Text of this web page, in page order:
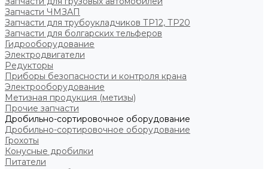
Запчасти ЧМЗАП
Запчасти для трубоукладчиков ТР12, ТР20
Запчасти для болгарских тельферов
Гидрооборудование
Электродвигатели
Редукторы
Приборы безопасности и контроля крана
Электрооборудование
Метизная продукция (метизы)
Прочие запчасти
Дробильно-сортировочное оборудование
Дробильно-сортировочное оборудование
Грохоты
Конусные дробилки
Питатели